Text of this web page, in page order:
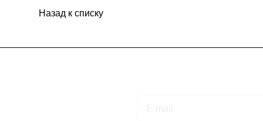
Назад к списку